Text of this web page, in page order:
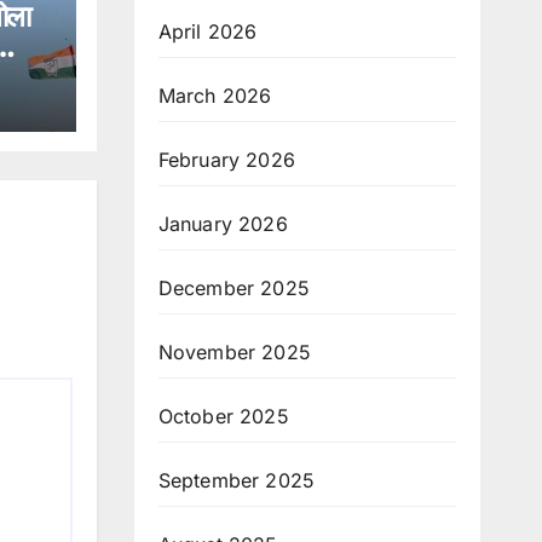
April 2026
March 2026
February 2026
January 2026
December 2025
November 2025
October 2025
September 2025